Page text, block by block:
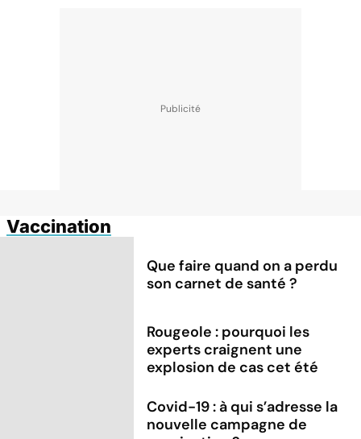
Vaccination
Que faire quand on a perdu
son carnet de santé ?
Rougeole : pourquoi les
experts craignent une
explosion de cas cet été
Covid-19 : à qui s’adresse la
nouvelle campagne de